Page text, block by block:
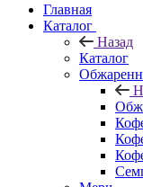
Главная
Каталог
Назад
Каталог